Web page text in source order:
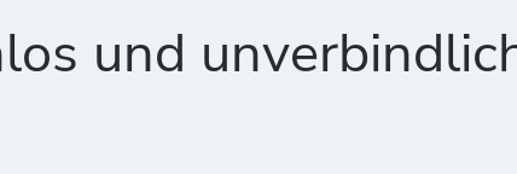
und